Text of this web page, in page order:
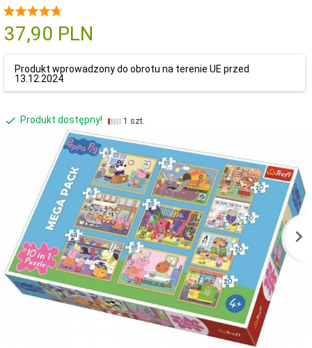
37,90 PLN
Produkt wprowadzony do obrotu na terenie UE przed
13.12.2024
Produkt dostępny! 1 szt.